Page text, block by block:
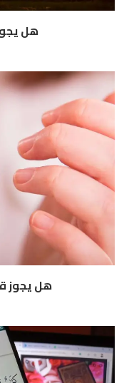
هل يجوز
هل يجوز